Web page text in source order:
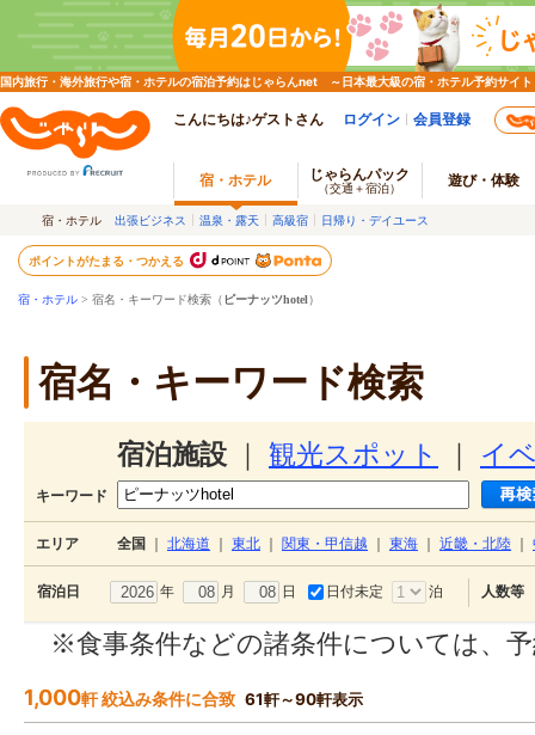
国内旅行・海外旅行や宿・ホテルの宿泊予約はじゃらんnet ～日本最大級の宿・ホテル予約サイト
こんにちは♪ゲストさん ログイン 会員登録
宿・ホテル じゃらんパック
（交通＋宿泊） 遊び・体験
宿・ホテル 出張ビジネス 温泉・露天 高級宿 日帰り・デイユース
ポイントがたまる・つかえる
宿・ホテル > 宿名・キーワード検索（ ピーナッツhotel）
宿名・キーワード検索
宿泊施設 観光スポット イ
キーワード
エリア 全国 北海道 東北 関東・甲信越 東海 近畿・北陸
宿泊日 年 月 日 日付未定 泊 人数等
※食事条件などの諸条件については、
1,000軒 絞込み条件に合致 61軒～90軒表示